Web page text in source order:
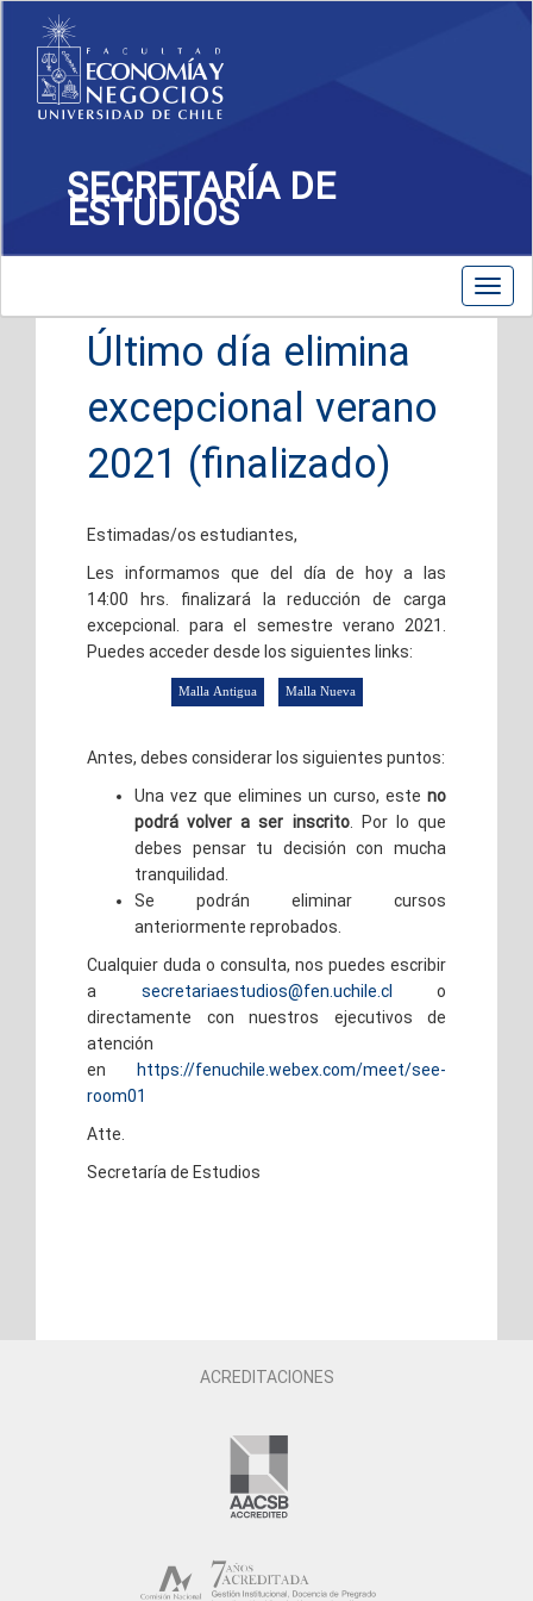
SECRETARÍA DE
ESTUDIOS
Último día elimina
excepcional verano
2021 (finalizado)
Estimadas/os estudiantes,
Les informamos que del día de hoy a las
14:00 hrs. finalizará la reducción de carga
excepcional. para el semestre verano 2021.
Puedes acceder desde los siguientes links:
Antes, debes considerar los siguientes puntos:
Una vez que elimines un curso, este no
podrá volver a ser inscrito. Por lo que
debes pensar tu decisión con mucha
tranquilidad.
Se podrán eliminar cursos
anteriormente reprobados.
Cualquier duda o consulta, nos puedes escribir
a secretariaestudios@fen.uchile.cl
o
directamente con nuestros ejecutivos de
atención
en
https://fenuchile.webex.com/meet/see-
room01
Atte.
Secretaría de Estudios
ACREDITACIONES